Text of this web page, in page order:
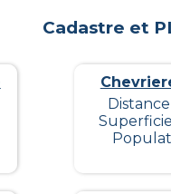
Cadastre et
Superficie